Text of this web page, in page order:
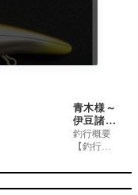
青木様～
伊豆諸
島 新
島 地内
ブダイ2~
釣行概要
【釣行
5年6月7日